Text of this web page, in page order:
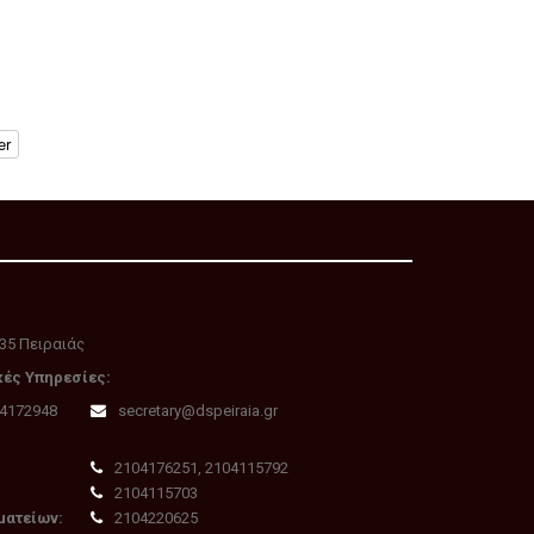
Πειραιάς
Υπηρεσίες:
secretary@dspeiraia.gr
2104176251, 2104115792
2104115703
2104220625